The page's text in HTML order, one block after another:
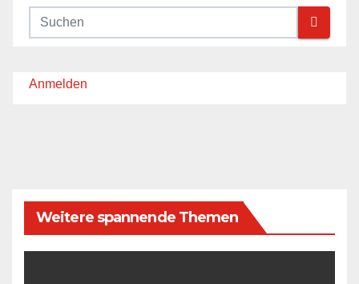
Anmelden
Weitere spannende Themen